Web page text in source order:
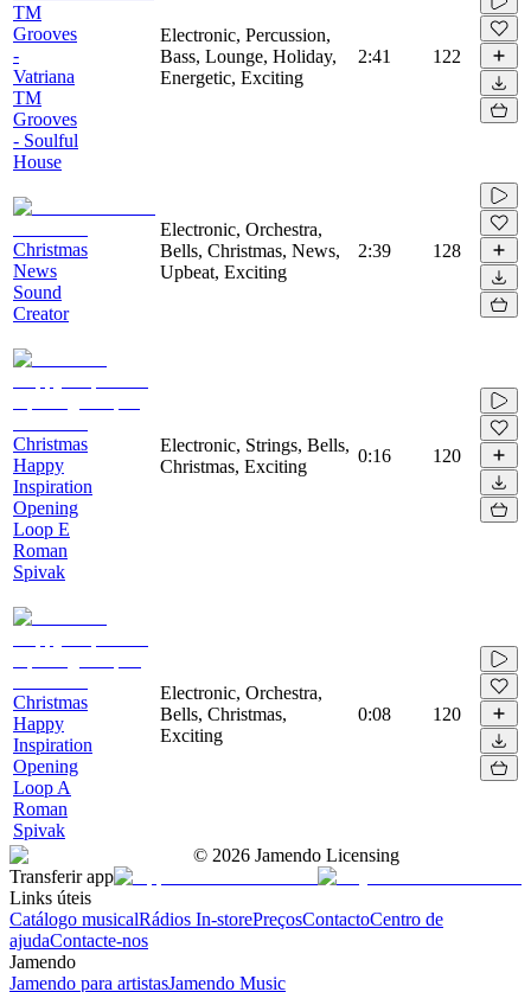
TM
Grooves
-
Vatriana
TM
Grooves
- Soulful
House
Electronic, Percussion,
Bass, Lounge, Holiday,
Energetic, Exciting
2:41 122
Christmas
News
Sound
Creator
Electronic, Orchestra,
Bells, Christmas, News,
Upbeat, Exciting
2:39 128
Christmas
Happy
Inspiration
Opening
Loop E
Roman
Spivak
Electronic, Strings, Bells,
Christmas, Exciting
0:16 120
Christmas
Happy
Inspiration
Opening
Loop A
Roman
Spivak
Electronic, Orchestra,
Bells, Christmas,
Exciting
0:08 120
© 2026 Jamendo Licensing
Transferir app
Links úteis
Catálogo musicalRádios In-storePreçosContactoCentro de
ajudaContacte-nos
Jamendo
Jamendo para artistasJamendo Music